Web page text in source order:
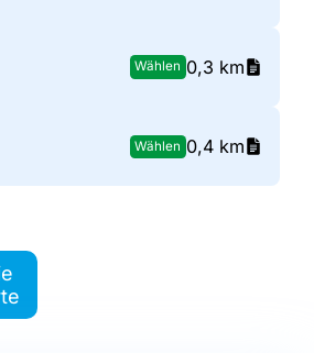
Wählen 0,3 km
Wählen 0,4 km